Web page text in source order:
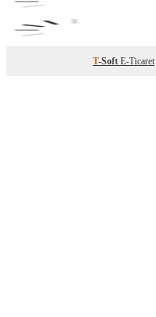
T-Soft E-Ticaret